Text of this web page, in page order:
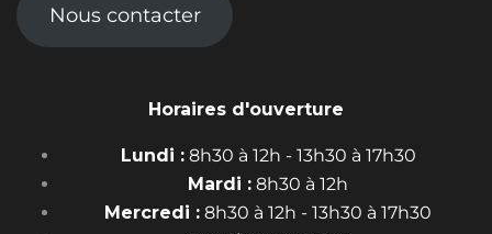
Nous contacter
Horaires d'ouverture
Lundi :8h30 à 12h - 13h30 à 17h30
Mardi : 8h30 à 12h
Mercredi : 8h30 à 12h - 13h30 à 17h30